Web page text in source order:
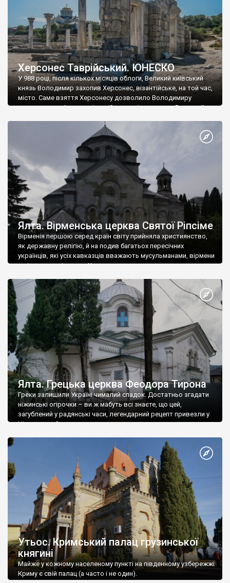
Херсонес Таврійський. ЮНЕСКО
У 988 році, після кількох місяців облоги, Великий київський
князь Володимир захопив Херсонес, візантійське, на той час,
місто. Саме взяття Херсонесу дозволило Володимиру
диктувати свої умови візантійському імператору Василю ІІ, та
Херсонесі Володимир-язичник, став Василем-християнином.
А потім було Хрещення Русі. На честь Херсонесу Таврійського
Ялта. Вірменська церква Святої Ріпсіме
Вірменія першою серед країн світу прийняла християнство,
як державну релігію, й на подив багатьох пересічних
українців, які усіх кавказців вважають мусульманами, вірмени
є відданими вірянами Христа
Ялта. Грецька церква Феодора Тирона
Греки залишили Україні чималий спадок. Достатньо згадати
ніжинські огірочки – ви ж мабуть всі знаєте, що цей,
загублений у радянські часи, легендарний рецепт привезли у
Ніжин греки?
Утьос. Кримський палац грузинської
княгині
Майже у кожному населеному пункті на південному узбережжі
Криму є свій палац (а часто і не один).